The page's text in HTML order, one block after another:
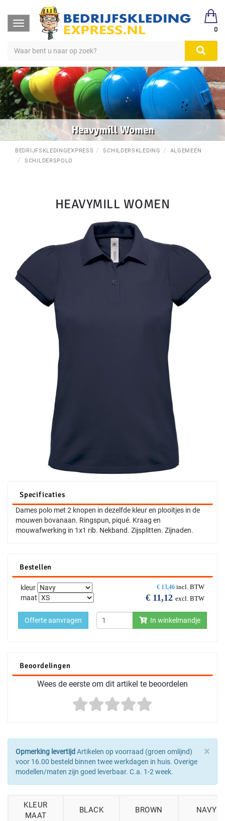
Toggle
navigation
0
Heavymill Women
BEDRIJFSKLEDINGEXPRESS SCHILDERSKLEDING
ALGEMEEN
SCHILDERSPOLO
HEAVYMILL WOMEN
Specificaties
Dames polo met 2 knopen in dezelfde kleur en plooitjes in de
mouwen bovanaan. Ringspun, piqué. Kraag en
mouwafwerking in 1x1 rib. Nekband. Zijsplitten. Zijnaden.
Bestellen
€ 13,46 incl. BTW
€ 11,12 excl. BTW
kleur
maat
In winkelmandje
Offerte aanvragen
Beoordelingen
Wees de eerste om dit artikel te beoordelen
×
Opmerking levertijd Artikelen op voorraad (groen omlijnd)
voor 16.00 besteld binnen twee werkdagen in huis. Overige
modellen/maten zijn goed leverbaar. C.a. 1-2 week.
KLEUR
MAAT
BLACK BROWN NAVY